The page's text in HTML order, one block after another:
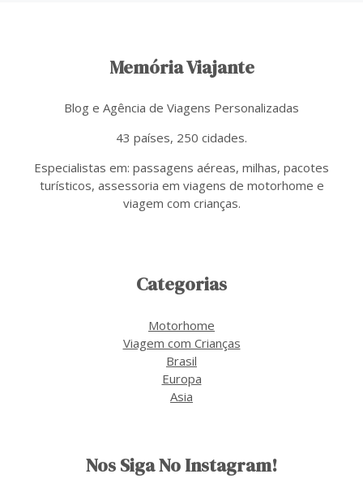
Memória Viajante
Blog e Agência de Viagens Personalizadas
43 países, 250 cidades.
Especialistas em: passagens aéreas, milhas, pacotes
turísticos, assessoria em viagens de motorhome e
viagem com crianças.
Categorias
Motorhome
Viagem com Crianças
Brasil
Europa
Asia
Nos Siga No Instagram!